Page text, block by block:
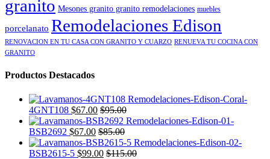
granito Mesones granito granito remodelaciones muebles
porcelanato Remodelaciones Edison
RENOVACION EN TU CASA CON GRANITO Y CUARZO RENUEVA TU COCINA CON
GRANITO
Productos Destacados
4GNT108 $67.00 $95.00
BSB2692 $67.00 $85.00
BSB2615-5 $99.00 $115.00